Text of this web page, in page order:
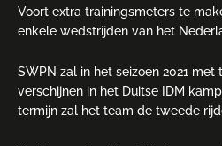
Voort extra trainingsmeters te
enkele wedstrijden van het
SWPN zal in het seizoen 2021
verschijnen in het Duitse IDM
termijn zal het team de tweede